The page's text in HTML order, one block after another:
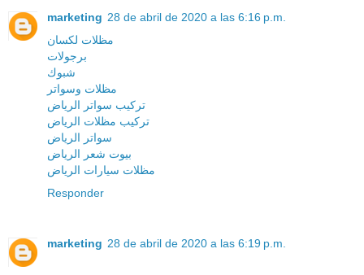
marketing 28 de abril de 2020 a las 6:16 p.m.
مظلات لكسان
برجولات
شبوك
مظلات وسواتر
تركيب سواتر الرياض
تركيب مظلات الرياض
سواتر الرياض
بيوت شعر الرياض
مظلات سيارات الرياض
Responder
marketing 28 de abril de 2020 a las 6:19 p.m.